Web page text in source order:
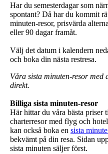
Har du semesterdagar som
spontant? Då har du kommit
minuten-resor, prisvärda
eller 90 dagar framåt.
Välj det datum i kalendern
och boka din nästa restresa.
Våra sista minuten-resor med
direkt.
Billiga sista minuten-resor
Här hittar du våra bästa priser
charterresor med flyg och
kan också boka en sista
bekvämt på din resa. Sidan
sista minuten säljer först.